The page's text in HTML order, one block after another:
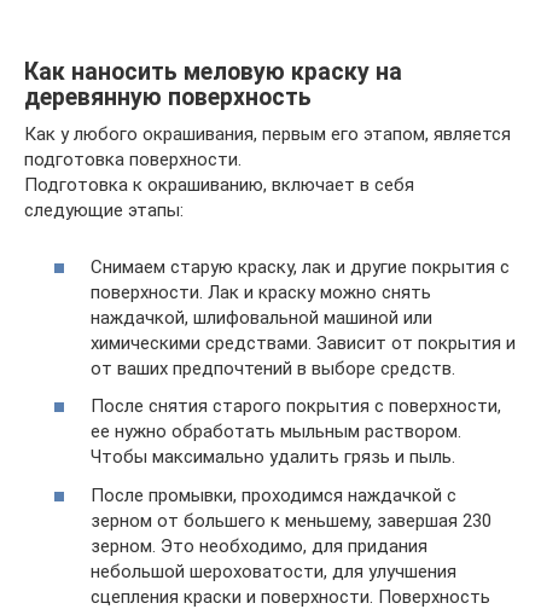
Как наносить меловую краску на
деревянную поверхность
Как у любого окрашивания, первым его этапом, является
подготовка поверхности.
Подготовка к окрашиванию, включает в себя
следующие этапы:
Снимаем старую краску, лак и другие покрытия с
поверхности. Лак и краску можно снять
наждачкой, шлифовальной машиной или
химическими средствами. Зависит от покрытия и
от ваших предпочтений в выборе средств.
После снятия старого покрытия с поверхности,
ее нужно обработать мыльным раствором.
Чтобы максимально удалить грязь и пыль.
После промывки, проходимся наждачкой с
зерном от большего к меньшему, завершая 230
зерном. Это необходимо, для придания
небольшой шероховатости, для улучшения
сцепления краски и поверхности. Поверхность